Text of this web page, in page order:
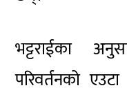
भट्टराईका
परिवर्तनको